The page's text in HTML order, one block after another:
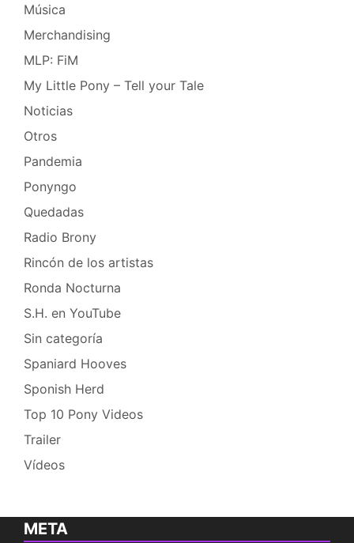
Música
Merchandising
MLP: FiM
My Little Pony – Tell your Tale
Noticias
Otros
Pandemia
Ponyngo
Quedadas
Radio Brony
Rincón de los artistas
Ronda Nocturna
S.H. en YouTube
Sin categoría
Spaniard Hooves
Sponish Herd
Top 10 Pony Videos
Trailer
Vídeos
META